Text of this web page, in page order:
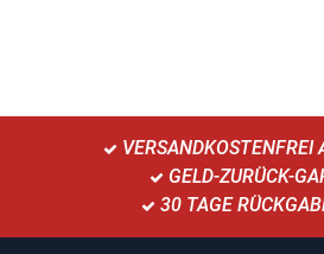
VERSANDKOSTENFREI
GELD-ZURÜCK-
30 TAGE